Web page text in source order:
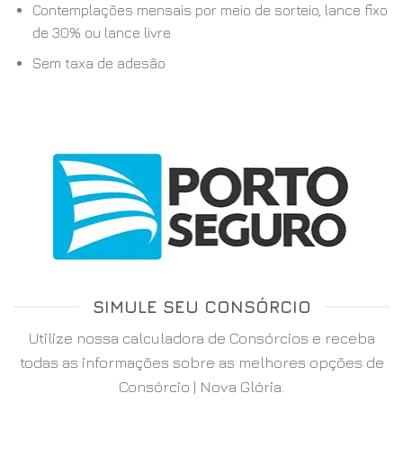
Contemplações mensais por meio de sorteio, lance fixo
de 30% ou lance livre
Sem taxa de adesão
SIMULE SEU CONSÓRCIO
Utilize nossa calculadora de Consórcios e receba
todas as informações sobre as melhores opções de
Consórcio | Nova Glória.